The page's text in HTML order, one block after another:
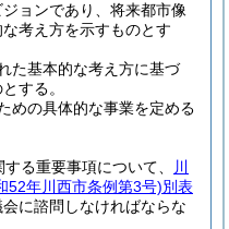
ョンであり、将来都市像
考え方を示すものとす
た基本的な考え方に基づ
する。
めの具体的な事業を定める
る重要事項について、
川
52年川西市条例第3号)別表
に諮問しなければならな